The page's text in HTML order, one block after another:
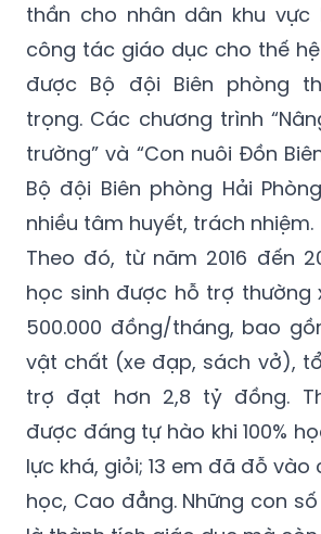
thần cho nhân dân khu vực
công tác giáo dục cho thế
được Bộ đội Biên phòng
trọng. Các chương trình
trường” và “Con nuôi Đồn
Bộ đội Biên phòng Hải
nhiều tâm huyết, trách nhiệm.
Theo đó, từ năm 2016 đến
học sinh được hỗ trợ thường
500.000 đồng/tháng, bao
vật chất (xe đạp, sách vở),
trợ đạt hơn 2,8 tỷ đồng.
được đáng tự hào khi 100%
lực khá, giỏi; 13 em đã đỗ
học, Cao đẳng. Những con